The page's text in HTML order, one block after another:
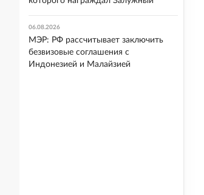
06.08.2026
МЭР: РФ рассчитывает заключить
безвизовые соглашения с
Индонезией и Малайзией